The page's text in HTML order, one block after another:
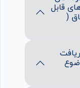
قابل
(